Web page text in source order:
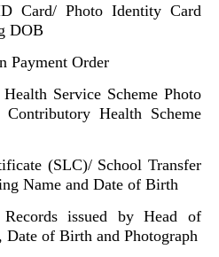
Card/ Photo Identity Card
DOB
Payment Order
Service Scheme Photo
Health Scheme
(SLC)/ School Transfer
Name and Date of Birth
issued by Head of
Date of Birth and Photograph